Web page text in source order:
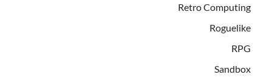
Retro Computing
Roguelike
RPG
Sandbox